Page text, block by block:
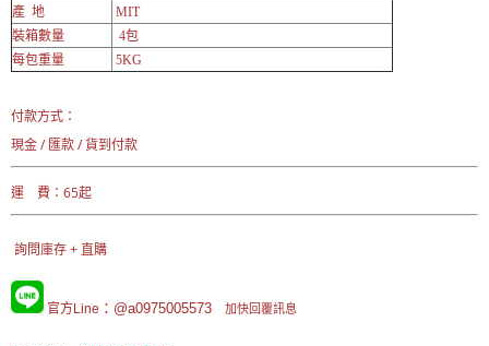
產 地
MIT
裝箱數量
4包
每包重量
5KG
付款方式：
現金 / 匯款 / 貨到付款
運 費：65起
詢問庫存 + 直購
官方Line ：@a0975005573 加快回覆訊息